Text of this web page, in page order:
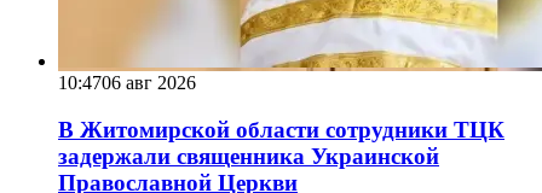
10:4706 авг 2026
В Житомирской области сотрудники ТЦК
задержали священника Украинской
Православной Церкви